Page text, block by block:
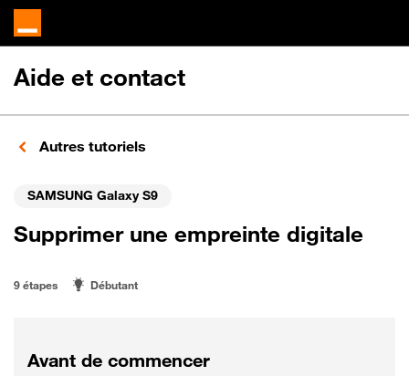
Aide et contact
Autres tutoriels
SAMSUNG Galaxy S9
Supprimer une empreinte digitale
9 étapes Débutant
Avant de commencer